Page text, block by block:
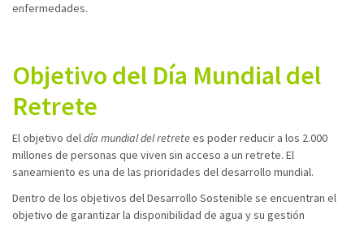
enfermedades.
Objetivo del Día Mundial del
Retrete
El objetivo deldía mundial del retretees poder reducir a los 2.000
millones de personas que viven sin acceso a un retrete. El
saneamiento es una de las prioridades del desarrollo mundial.
Dentro de los objetivos del Desarrollo Sostenible se encuentran el
objetivo de garantizar la disponibilidad de agua y su gestión